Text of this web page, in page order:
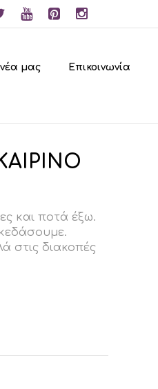
μας Επικοινωνία
και ποτά έξω.
στις διακοπές